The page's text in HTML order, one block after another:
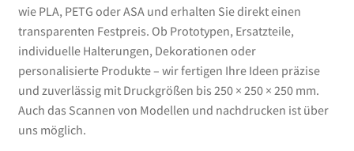
wie PLA, PETG oder ASA und erhalten Sie direkt einen
transparenten Festpreis. Ob Prototypen, Ersatzteile,
individuelle Halterungen, Dekorationen oder
personalisierte Produkte – wir fertigen Ihre Ideen präzise
und zuverlässig mit Druckgrößen bis 250 × 250 × 250 mm.
Auch das Scannen von Modellen und nachdrucken ist über
uns möglich.